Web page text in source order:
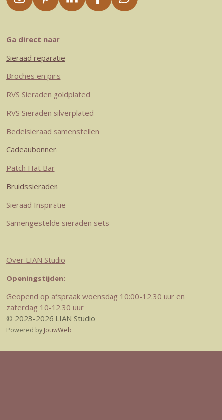
I
n
t
a
g
r
a
P
i
t
e
r
e
s
L
i
n
F
a
W
h
Ga direct naar
Sieraad reparatie
Broches en pins
RVS Sieraden goldplated
RVS Sieraden silverplated
Bedelsieraad samenstellen
Cadeaubonnen
Patch Hat Bar
Bruidssieraden
Sieraad Inspiratie
Samengestelde sieraden sets
Over LIAN Studio
Openingstijden:
Geopend op afspraak woensdag 10:00-12.30 uur en
zaterdag 10-12.30 uur
© 2023-2026 LIAN Studio
Powered by JouwWeb